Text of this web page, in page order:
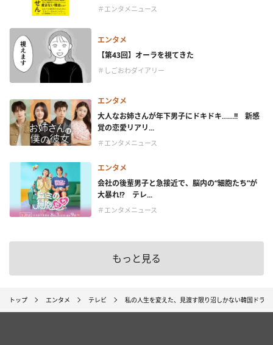
＃エンタメニュース
エンタメ
【第43回】オーラを視てきた
＃しごおわダイアリー
エンタメ
大人なお姉さんが年下男子にドキドキ……!! 新感
覚の恋愛リアリ...
＃エンタメニュース
エンタメ
会社の後輩男子と急接近で、脳内の“細胞たち”が
大暴れ!? テレ...
＃エンタメニュース
もっと見る
トップ エンタメ テレビ 私の人生を変えた、見渡す限り沼しかない韓国ドラマ